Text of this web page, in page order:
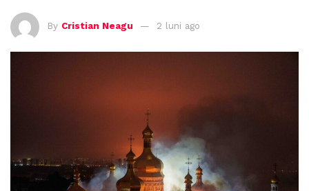
By Cristian Neagu 2 luni ago